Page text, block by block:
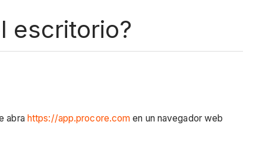
escritorio?
abra https://app.procore.com en un navegador web